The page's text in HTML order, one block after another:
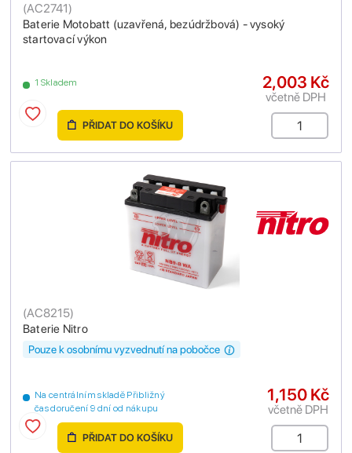
Baterie Motobatt (uzavřená, bezúdržbová) - vysoký
startovací výkon
(AC2741)
1 Skladem 2,003 Kč
včetně DPH
PŘIDAT DO KOŠÍKU
Baterie Nitro
(AC8215)
Na centrálním skladě Přibližný
čas doručení 9 dní od nákupu
Pouze k osobnímu vyzvednutí na pobočce
1,150 Kč
včetně DPH
PŘIDAT DO KOŠÍKU